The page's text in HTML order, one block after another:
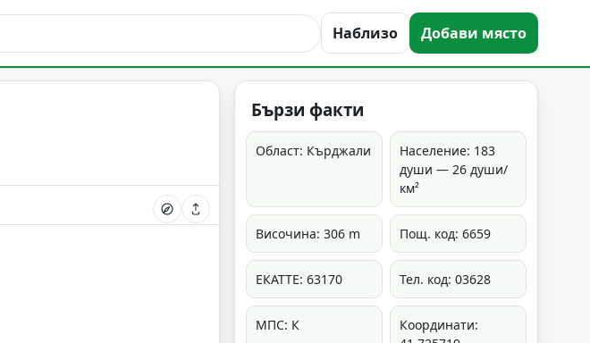
Наблизо Добави място
Бързи факти
Област: Кърджали
Население: 183
души — 26 души/
км²
Височина: 306 m Пощ. код: 6659
ЕКАТТЕ: 63170 Тел. код: 03628
МПС: К
Координати: